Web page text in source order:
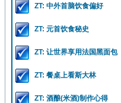
ZT: 中外首脑饮食偏好
ZT: 元首饮食秘史
ZT: 让世界享用法国黑面包
ZT: 餐桌上看斯大林
ZT: 酒酿(米酒)制作心得